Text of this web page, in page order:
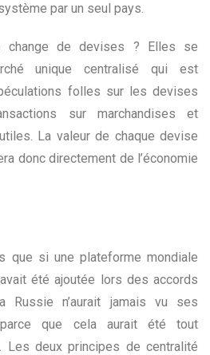
par un seul pays.
change de devises ? Elles se
unique centralisé qui est
folles sur les devises
sur marchandises et
La valeur de chaque devise
donc directement de l’économie
que si une plateforme mondiale
été ajoutée lors des accords
Russie n’aurait jamais vu ses
que cela aurait été tout
Les deux principes de centralité